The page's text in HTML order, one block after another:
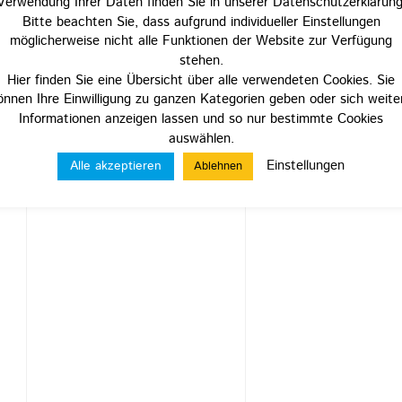
Bitte beachten Sie, dass aufgrund individueller Einstellungen
möglicherweise nicht alle Funktionen der Website zur Verfügung
stehen.
Hier finden Sie eine Übersicht über alle verwendeten Cookies. Sie
Ihre Einwilligung zu ganzen Kategorien geben oder sich
Informationen anzeigen lassen und so nur bestimmte Cookies
auswählen.
Alle akzeptieren Ablehnen Einstellungen